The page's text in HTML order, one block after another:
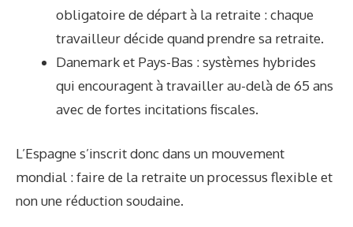
obligatoire de départ à la retraite : chaque
travailleur décide quand prendre sa retraite.
Danemark et Pays-Bas : systèmes hybrides
qui encouragent à travailler au-delà de 65 ans
avec de fortes incitations fiscales.
L’Espagne s’inscrit donc dans un mouvement
mondial : faire de la retraite un processus flexible et
non une réduction soudaine.